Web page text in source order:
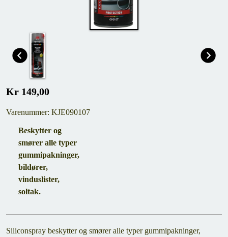
Kr 149,00
Varenummer: KJE090107
Beskytter og
smører alle typer
gummipakninger,
bildører,
vinduslister,
soltak.
Siliconspray beskytter og smører alle typer gummipakninger,